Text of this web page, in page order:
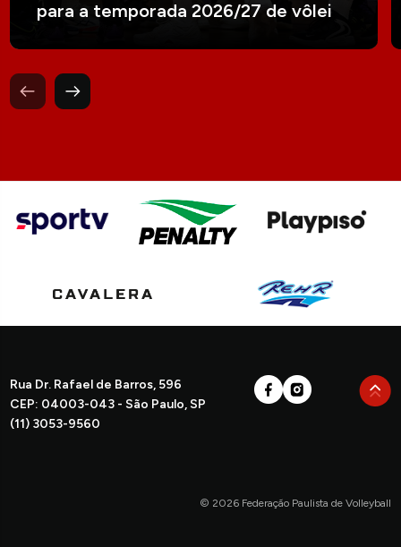
para a temporada 2026/27 de vôlei
Rua Dr. Rafael de Barros, 596
CEP: 04003-043 - São Paulo, SP
(11) 3053-9560
© 2026 Federação Paulista de Volleyball